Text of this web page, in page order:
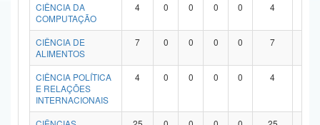
Banco Central do Brasil
CIÊNCIA DA
COMPUTAÇÃO
4 0 0 0 0 4
CIÊNCIA DE
ALIMENTOS
7 0 0 0 0 7
CIÊNCIA POLÍTICA
E RELAÇÕES
INTERNACIONAIS
4 0 0 0 0 4